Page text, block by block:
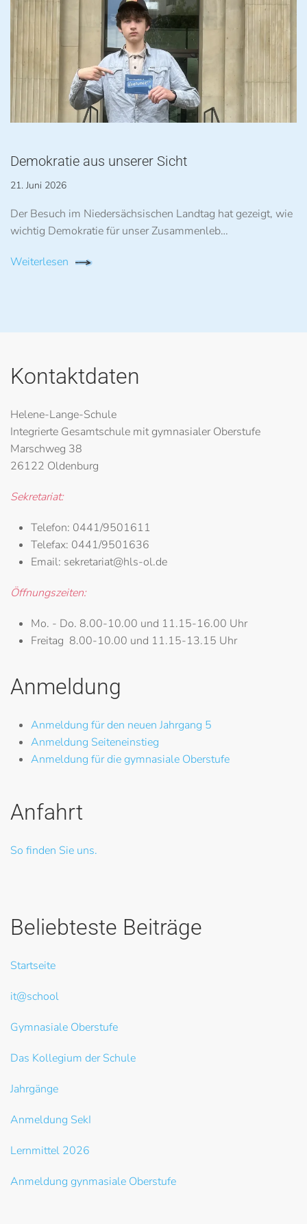
Demokratie aus unserer Sicht
21. Juni 2026
Der Besuch im Niedersächsischen Landtag hat gezeigt, wie
wichtig Demokratie für unser Zusammenleb…
Weiterlesen
Kontaktdaten
Helene-Lange-Schule
Integrierte Gesamtschule mit gymnasialer Oberstufe
Marschweg 38
26122 Oldenburg
Sekretariat:
Telefon: 0441/9501611
Telefax: 0441/9501636
Email: sekretariat@hls-ol.de
Öffnungszeiten:
Mo. - Do. 8.00-10.00 und 11.15-16.00 Uhr
Freitag 8.00-10.00 und 11.15-13.15 Uhr
Anmeldung
Anmeldung für den neuen Jahrgang 5
Anmeldung Seiteneinstieg
Anmeldung für die gymnasiale Oberstufe
Anfahrt
So finden Sie uns.
Beliebteste Beiträge
Startseite
it@school
Gymnasiale Oberstufe
Das Kollegium der Schule
Jahrgänge
Anmeldung SekI
Lernmittel 2026
Anmeldung gynmasiale Oberstufe